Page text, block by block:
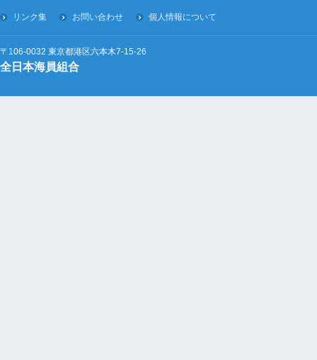
リンク集 お問い合わせ 個人情報について
〒106-0032 東京都港区六本木7-15-26
全日本海員組合